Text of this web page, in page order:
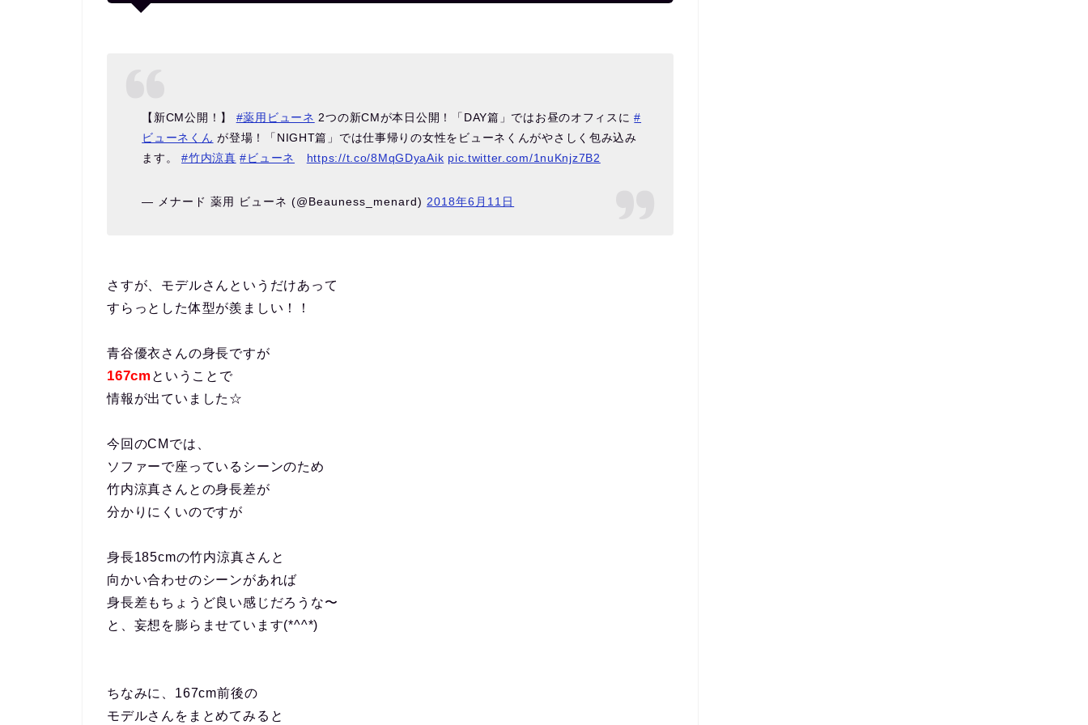
【新CM公開！】 #薬用ビューネ 2つの新CMが本日公開！「DAY篇」ではお昼のオフィスに#
ビューネくん が登場！「NIGHT篇」では仕事帰りの女性をビューネくんがやさしく包み込み
ます。#竹内涼真 #ビューネ https://t.co/8MqGDyaAik pic.twitter.com/1nuKnjz7B2
— メナード 薬用 ビューネ (@Beauness_menard) 2018年6月11日
さすが、モデルさんというだけあって
すらっとした体型が羨ましい！！
青谷優衣さんの身長ですが
167cm ということで
情報が出ていました☆
今回のCMでは、
ソファーで座っているシーンのため
竹内涼真さんとの身長差が
分かりにくいのですが
身長185cmの竹内涼真さんと
向かい合わせのシーンがあれば
身長差もちょうど良い感じだろうな〜
と、妄想を膨らませています(*^^*)
ちなみに、167cm前後の
モデルさんをまとめてみると